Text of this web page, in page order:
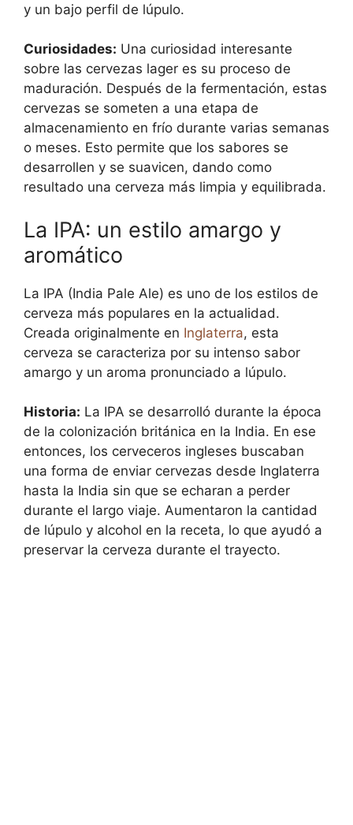
y un bajo perfil de lúpulo.
Curiosidades: Una curiosidad interesante
sobre las cervezas lager es su proceso de
maduración. Después de la fermentación, estas
cervezas se someten a una etapa de
almacenamiento en frío durante varias semanas
o meses. Esto permite que los sabores se
desarrollen y se suavicen, dando como
resultado una cerveza más limpia y equilibrada.
La IPA: un estilo amargo y
aromático
La IPA (India Pale Ale) es uno de los estilos de
cerveza más populares en la actualidad.
Creada originalmente en Inglaterra, esta
cerveza se caracteriza por su intenso sabor
amargo y un aroma pronunciado a lúpulo.
Historia: La IPA se desarrolló durante la época
de la colonización británica en la India. En ese
entonces, los cerveceros ingleses buscaban
una forma de enviar cervezas desde Inglaterra
hasta la India sin que se echaran a perder
durante el largo viaje. Aumentaron la cantidad
de lúpulo y alcohol en la receta, lo que ayudó a
preservar la cerveza durante el trayecto.